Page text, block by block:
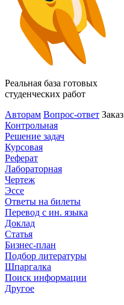
Реальная база готовых
студенческих работ
Авторам Вопрос-ответ Заказ
Контрольная
Решение задач
Курсовая
Реферат
Лабораторная
Чертеж
Эссе
Ответы на билеты
Перевод с ин. языка
Доклад
Статья
Бизнес-план
Подбор литературы
Шпаргалка
Поиск информации
Другое